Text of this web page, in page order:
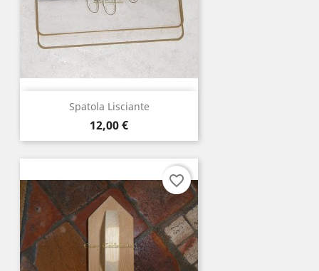
Spatola Lisciante
Prezzo
12,00 €
favorite_border